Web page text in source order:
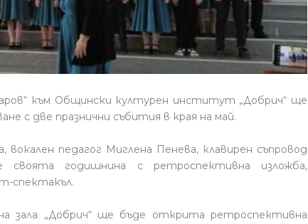
към Общински културен институт „Добрич“ ще
с две празнични събития в края на май.
педагог Миглена Пенева, клавирен съпровод
своята годишнина с ретроспективна изложба,
спектакъл.
зала „Добрич“ ще бъде открита ретроспективна